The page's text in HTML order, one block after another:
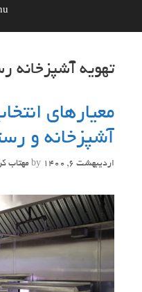
تهویه آشپزخانه
معیارهای
آشپزخانه و
اردیبهشت 6, 1400 by مهتاب